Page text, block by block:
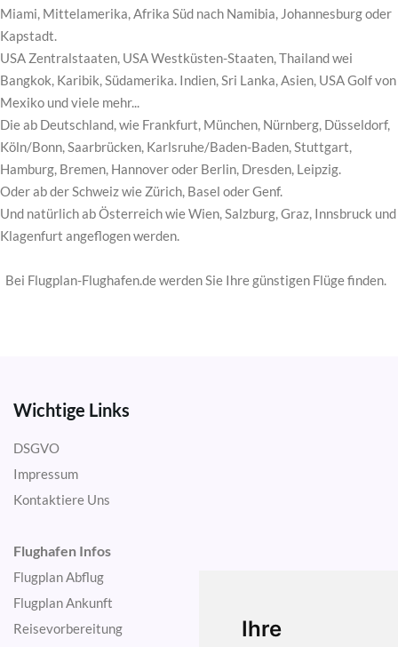
Ihre
Miami, Mittelamerika, Afrika Süd nach Namibia, Johannesburg oder
Kapstadt.
USA Zentralstaaten, USA Westküsten-Staaten, Thailand wei
Bangkok, Karibik, Südamerika. Indien, Sri Lanka, Asien, USA Golf von
Mexiko und viele mehr...
Die ab Deutschland, wie Frankfurt, München, Nürnberg, Düsseldorf,
Köln/Bonn, Saarbrücken, Karlsruhe/Baden-Baden, Stuttgart,
Hamburg, Bremen, Hannover oder Berlin, Dresden, Leipzig.
Oder ab der Schweiz wie Zürich, Basel oder Genf.
Und natürlich ab Österreich wie Wien, Salzburg, Graz, Innsbruck und
Klagenfurt angeflogen werden.
Bei Flugplan-Flughafen.de werden Sie Ihre günstigen Flüge finden.
Wichtige Links
DSGVO
Impressum
Kontaktiere Uns
Flughafen Infos
Flugplan Abflug
Flugplan Ankunft
Reisevorbereitung